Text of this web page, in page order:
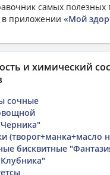
самых полезных
в приложении «Мой
и химический
сочные
(творог+манка+масло
бисквитные